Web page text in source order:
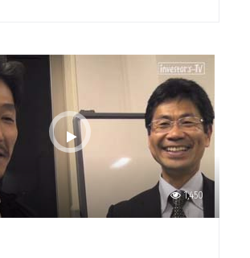
1,450